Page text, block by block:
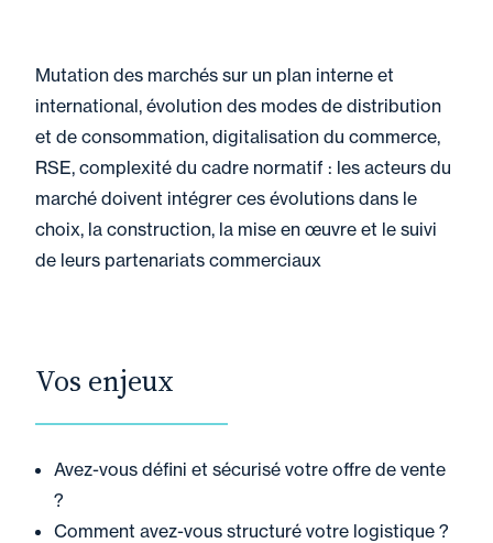
Mutation des marchés sur un plan interne et
international, évolution des modes de distribution
et de consommation, digitalisation du commerce,
RSE, complexité du cadre normatif : les acteurs du
marché doivent intégrer ces évolutions dans le
choix, la construction, la mise en œuvre et le suivi
de leurs partenariats commerciaux
Vos enjeux
Avez-vous défini et sécurisé votre offre de vente
?
Comment avez-vous structuré votre logistique ?